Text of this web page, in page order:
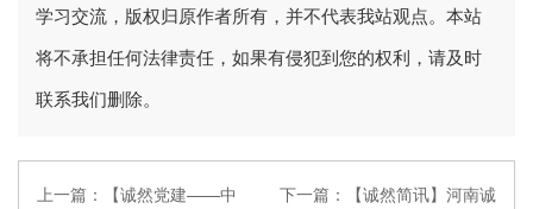
学习交流，版权归原作者所有，并不代表我站观点。本站
将不承担任何法律责任，如果有侵犯到您的权利，请及时
联系我们删除。
上一篇：
【诚然党建——中
下一篇：
【诚然简讯】河南诚